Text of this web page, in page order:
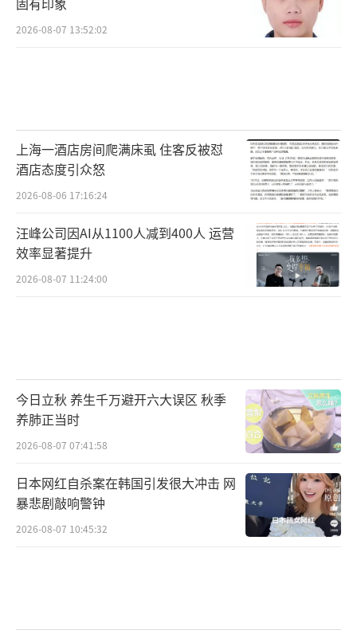
2026-08-07 13:52:02
上海一酒店房间爬满床虱 住客反被怼
酒店态度引众怒
2026-08-06 17:16:24
汪峰公司因AI从1100人减到400人 运营
效率显著提升
2026-08-07 11:24:00
今日立秋 养生千万避开六大误区 秋季
养肺正当时
2026-08-07 07:41:58
日本网红自杀案在韩国引发很大冲击 网
暴悲剧敲响警钟
2026-08-07 10:45:32